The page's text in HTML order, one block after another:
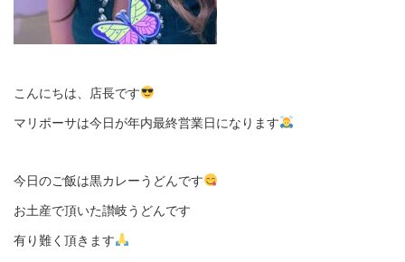
こんにちは、店長です
マリポーサは今日が年内最終営業日になります
今日のご飯は黒カレーうどんです
お土産で頂いた讃岐うどんです
有り難く頂きます